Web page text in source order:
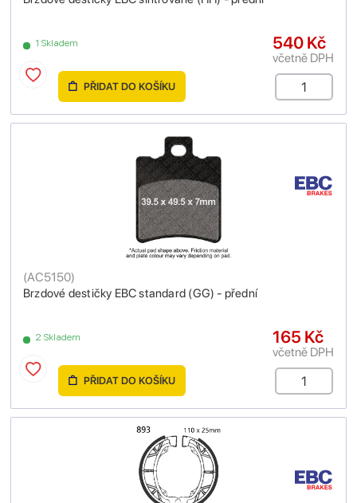
1 Skladem 540 Kč
včetně DPH
PŘIDAT DO KOŠÍKU
Brzdové destičky EBC standard (GG) - přední
(AC5150)
2 Skladem 165 Kč
včetně DPH
PŘIDAT DO KOŠÍKU